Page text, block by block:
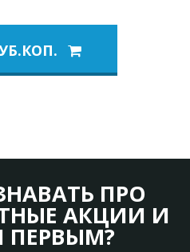
ПРО
АКЦИИ И
ПЕРВЫМ?